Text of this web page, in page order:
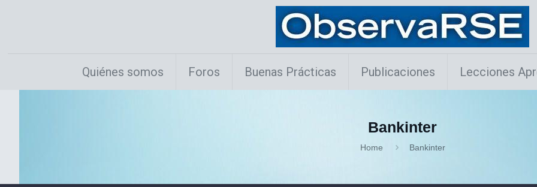
Quiénes somos Foros Buenas Prácticas Publicaciones Lecciones
Bankinter
Home Bankinter